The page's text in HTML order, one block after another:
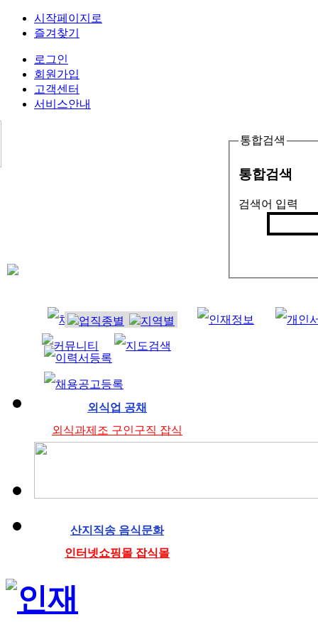
시작페이지로
즐겨찾기
로그인
회원가입
고객센터
서비스안내
통합검색
통합검색
검색어 입력
외식업 공채
외식과제조 구인구직 잡식
산지직송 음식문화
인터넷쇼핑몰 잡식몰